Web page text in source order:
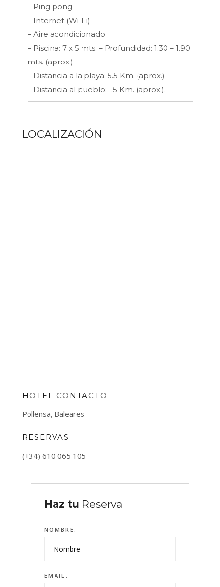
– Ping pong
– Internet (Wi-Fi)
– Aire acondicionado
– Piscina: 7 x 5 mts. – Profundidad: 1.30 – 1.90
mts. (aprox.)
– Distancia a la playa: 5.5 Km. (aprox.).
– Distancia al pueblo: 1.5 Km. (aprox.).
LOCALIZACIÓN
HOTEL CONTACTO
Pollensa, Baleares
RESERVAS
(+34) 610 065 105
Haz tu Reserva
NOMBRE:
EMAIL: